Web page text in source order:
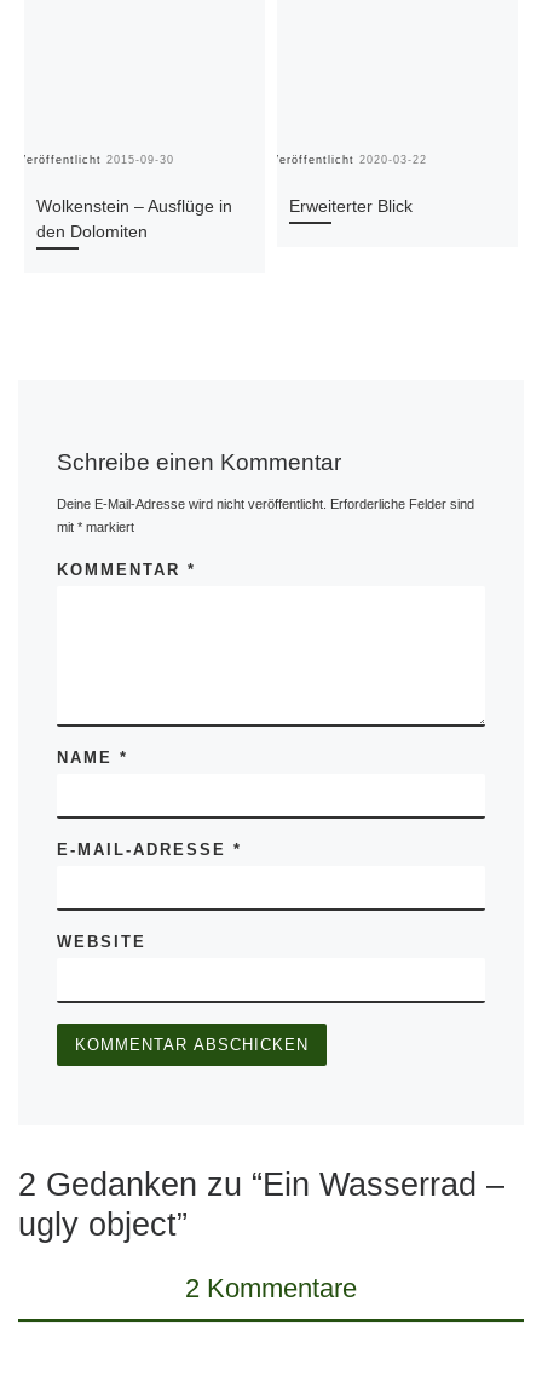
Veröffentlicht2015-09-30
Wolkenstein – Ausflüge in
den Dolomiten
Veröffentlicht2020-03-22
Erweiterter Blick
Schreibe einen Kommentar
Deine E-Mail-Adresse wird nicht veröffentlicht. Erforderliche Felder sind
mit* markiert
KOMMENTAR*
NAME*
E-MAIL-ADRESSE*
WEBSITE
2 Gedanken zu “Ein Wasserrad –
ugly object”
2 Kommentare